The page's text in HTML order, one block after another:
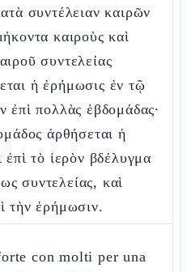
συντέλειαν καιρῶν
καιροὺς καὶ
συντελείας
ἡ ἐρήμωσις ἐν τῷ
ἐπὶ πολλὰς ἑβδομάδας·
ἀρθήσεται ἡ
τὸ ἱερὸν βδέλυγμα
συντελείας, καὶ
τὴν ἐρήμωσιν.
con molti per una